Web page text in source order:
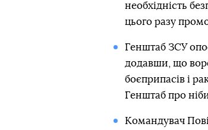
необхідність
цього разу
Генштаб ЗСУ
додавши, що
боєприпасів і
Генштаб про
Командувач